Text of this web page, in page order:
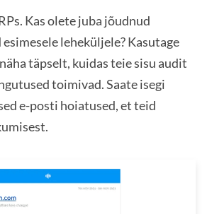
Kas olete juba jõudnud
leheküljele? Kasutage
täpselt, kuidas teie sisu audit
toimivad. Saate isegi
e-posti hoiatused, et teid